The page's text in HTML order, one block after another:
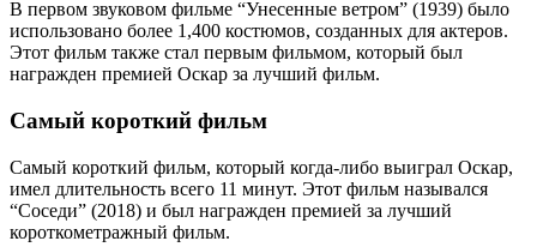
В первом звуковом фильме “Унесенные ветром” (1939) было
использовано более 1,400 костюмов, созданных для актеров.
Этот фильм также стал первым фильмом, который был
награжден премией Оскар за лучший фильм.
Самый короткий фильм
Самый короткий фильм, который когда-либо выиграл Оскар,
имел длительность всего 11 минут. Этот фильм назывался
“Соседи” (2018) и был награжден премией за лучший
короткометражный фильм.